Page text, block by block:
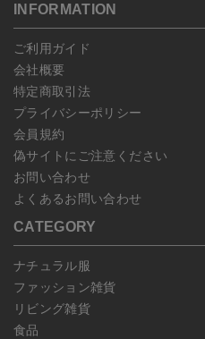
予約商品など一部キャンセルが出
じめご了承ください。
こちらよりご依頼ください。
INFORMATION
ご利用ガイド
会社概要
特定商取引法
プライバシーポリシー
会員規約
偽サイトにご注意ください
お問い合わせ
よくあるお問い合わせ
CATEGORY
ナチュラル服
ファッション雑貨
リビング雑貨
食品